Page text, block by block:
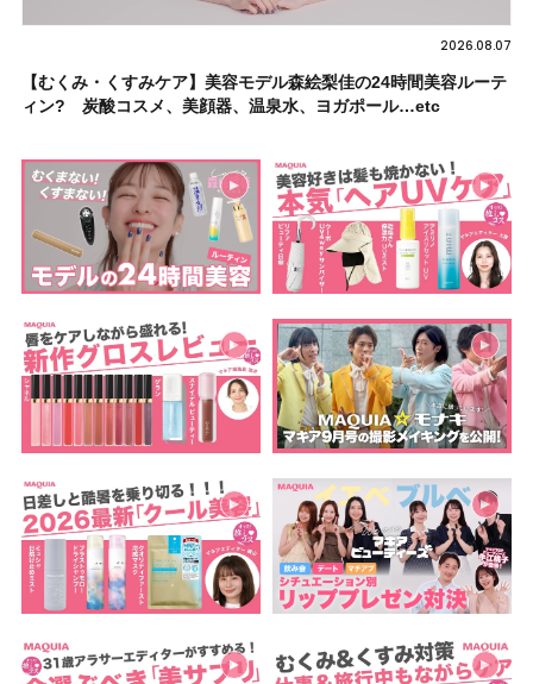
2026.08.07
【むくみ・くすみケア】美容モデル森絵梨佳の24時間美容ルーテ
ィン? 炭酸コスメ、美顔器、温泉水、ヨガポール…etc